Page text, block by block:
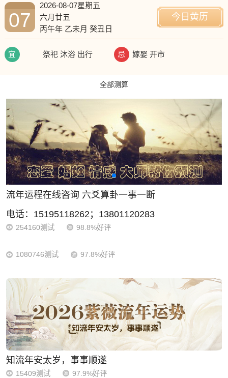
07
2026-08-07星期五
六月廿五
丙午年 乙未月 癸丑日
今日黄历
宜 祭祀 沐浴 出行 忌 嫁娶 开市
全部测算
流年运程在线咨询 六爻算卦一事一断
电话：15195118262；13801120283
254160测试 98.8%好评
1080746测试 97.8%好评
知流年安太岁，事事顺遂
15409测试 97.9%好评